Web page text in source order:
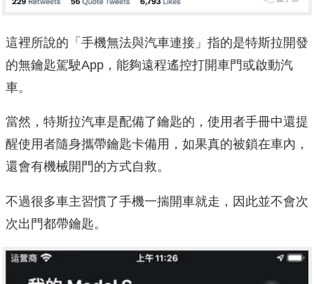
這裡所說的「手機無法與汽車連接」指的是特斯拉開發
的無鑰匙駕駛App，能夠遠程遙控打開車門或啟動汽
車。
當然，特斯拉汽車是配備了鑰匙的，使用者手冊中還提
醒使用者隨身攜帶鑰匙卡備用，如果真的被鎖在車內，
還會有機械開門的方式自救。
不過很多車主習慣了手機一揣開車就走，因此並不會次
次出門都帶鑰匙。